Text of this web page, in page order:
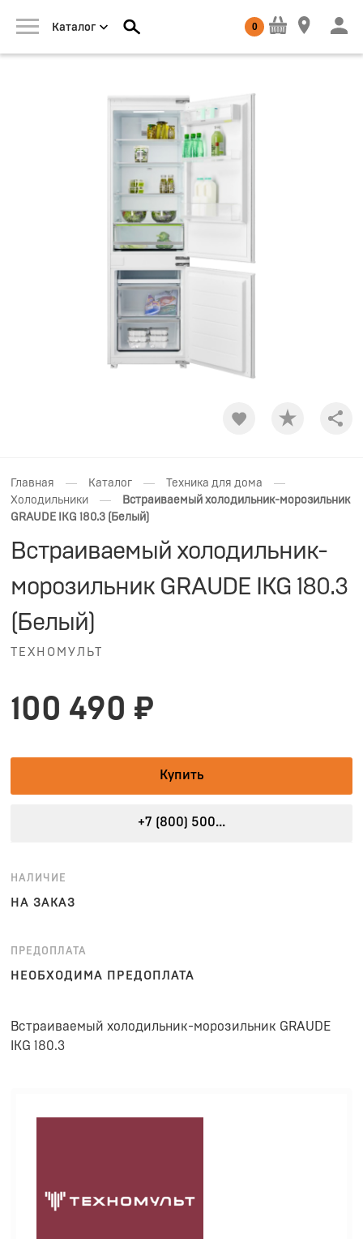
Каталог 0
Главная — Каталог — Техника для дома —
Холодильники —
Встраиваемый холодильник-морозильник
GRAUDE IKG 180.3 (Белый)
Встраиваемый холодильник-
морозильник GRAUDE IKG 180.3
(Белый)
ТЕХНОМУЛЬТ
100 490 ₽
Купить
+7 (800) 500...
НАЛИЧИЕ
НА ЗАКАЗ
ПРЕДОПЛАТА
НЕОБХОДИМА ПРЕДОПЛАТА
Встраиваемый холодильник-морозильник GRAUDE
IKG 180.3